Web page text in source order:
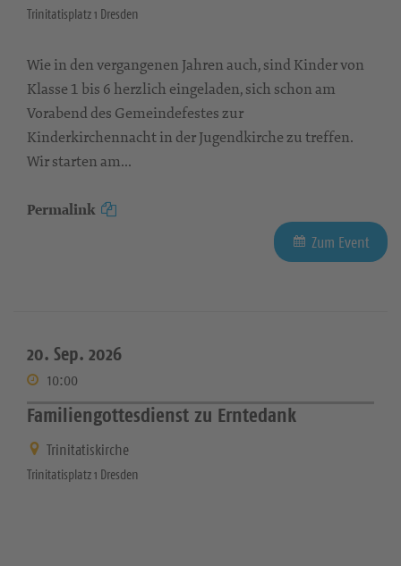
Trinitatisplatz 1 Dresden
Wie in den vergangenen Jahren auch, sind Kinder von
Klasse 1 bis 6 herzlich eingeladen, sich schon am
Vorabend des Gemeindefestes zur
Kinderkirchennacht in der Jugendkirche zu treffen.
Wir starten am...
Permalink
Zum Event
20. Sep. 2026
10:00
Familiengottesdienst zu Erntedank
Trinitatiskirche
Trinitatisplatz 1 Dresden